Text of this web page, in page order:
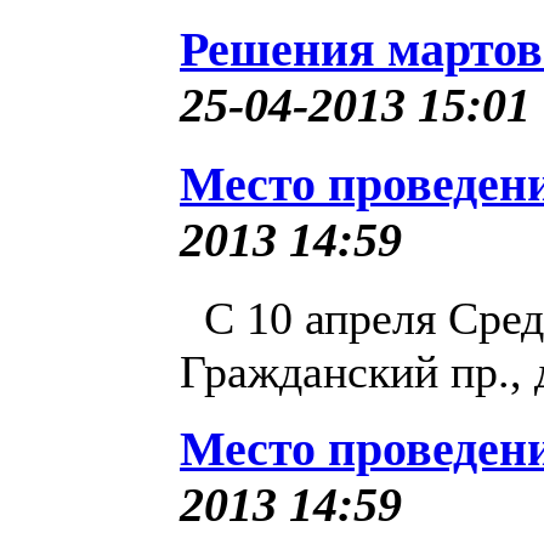
Решения
25-04-2013 15:01
Место
2013 14:59
С 10 апреля
Гражданский пр.,
Место
2013 14:59